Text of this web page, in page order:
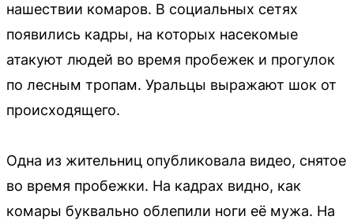
нашествии комаров. В социальных сетях
появились кадры, на которых насекомые
атакуют людей во время пробежек и прогулок
по лесным тропам. Уральцы выражают шок от
происходящего.
Одна из жительниц опубликовала видео, снятое
во время пробежки. На кадрах видно, как
комары буквально облепили ноги её мужа. На